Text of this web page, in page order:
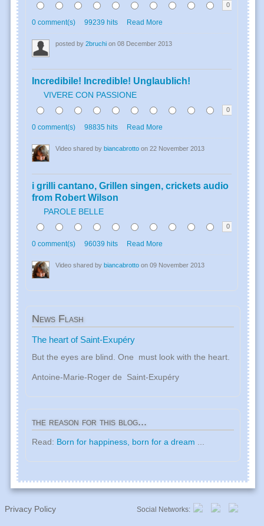
0
0 comment(s) 99239 hits Read More
posted by 2bruchi on 08 December 2013
Incredibile! Incredible! Unglaublich!
VIVERE CON PASSIONE
0
0 comment(s) 98835 hits Read More
Video shared by biancabrotto on 22 November 2013
i grilli cantano, Grillen singen, crickets audio
from Robert Wilson
PAROLE BELLE
0
0 comment(s) 96039 hits Read More
Video shared by biancabrotto on 09 November 2013
News Flash
The heart of Saint-Exupéry
But the eyes are blind. One must look with the heart.
Antoine-Marie-Roger de Saint-Exupéry
the reason for this blog...
Read: Born for happiness, born for a dream
Social Networks:
Privacy Policy